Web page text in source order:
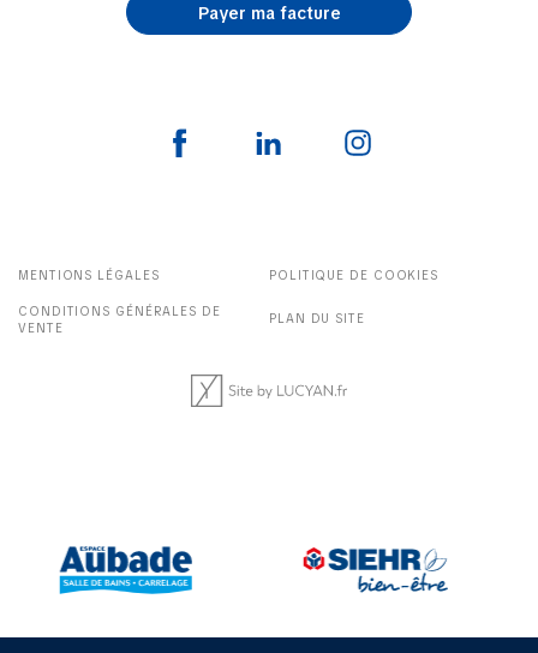
Payer ma facture
MENTIONS LÉGALES POLITIQUE DE COOKIES
CONDITIONS GÉNÉRALES DE
VENTE
PLAN DU SITE